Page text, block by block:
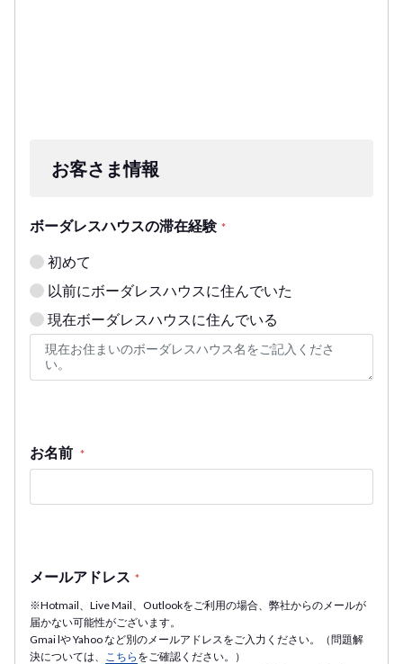
お客さま情報
ボーダレスハウスの滞在経験 *
初めて
以前にボーダレスハウスに住んでいた
現在ボーダレスハウスに住んでいる
お名前 *
メールアドレス *
※Hotmail、Live Mail、Outlookをご利用の場合、弊社からのメールが
届かない可能性がございます。
Gmai lや Yahoo など別のメールアドレスをご入力ください。（問題解
決については、
こちら をご確認ください。）